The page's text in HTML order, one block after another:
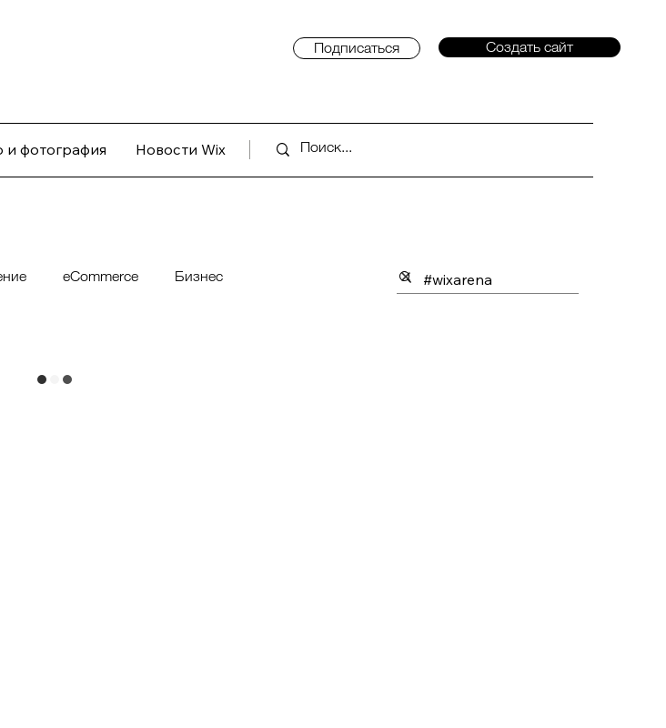
Подписаться Создать сайт
и фотография Новости Wix
eCommerce Бизнес